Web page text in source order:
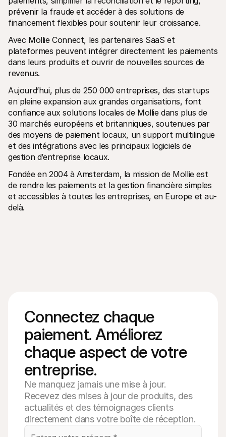
prévenir la fraude et accéder à des solutions de
financement flexibles pour soutenir leur croissance.
Avec Mollie Connect, les partenaires SaaS et
plateformes peuvent intégrer directement les paiements
dans leurs produits et ouvrir de nouvelles sources de
revenus.
Aujourd’hui, plus de 250 000 entreprises, des startups
en pleine expansion aux grandes organisations, font
confiance aux solutions locales de Mollie dans plus de
30 marchés européens et britanniques, soutenues par
des moyens de paiement locaux, un support multilingue
et des intégrations avec les principaux logiciels de
gestion d’entreprise locaux.
Fondée en 2004 à Amsterdam, la mission de Mollie est
de rendre les paiements et la gestion financière simples
et accessibles à toutes les entreprises, en Europe et au-
delà.
Connectez chaque
paiement. Améliorez
chaque aspect de votre
entreprise.
Ne manquez jamais une mise à jour.
Recevez des mises à jour de produits, des
actualités et des témoignages clients
directement dans votre boîte de réception.